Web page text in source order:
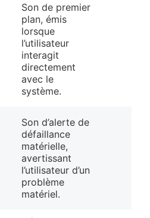
Son de premier
plan, émis
lorsque
l’utilisateur
interagit
directement
avec le
système.
Son d’alerte de
défaillance
matérielle,
avertissant
l’utilisateur d’un
problème
matériel.